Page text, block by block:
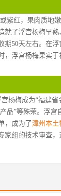
紫红，果肉质地
就了浮宫杨梅早
50天左右。在
，浮宫杨梅果实
杨梅成为“福建
品”等殊荣。浮
，成为了 漳州本土
家组的技术审查